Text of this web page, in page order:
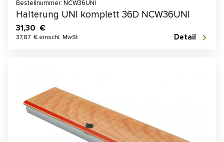
Bestellnummer: NCW36UNI
Halterung UNI komplett 36D NCW36UNI
31,30 €
37,87 € einschl. MwSt. Detail